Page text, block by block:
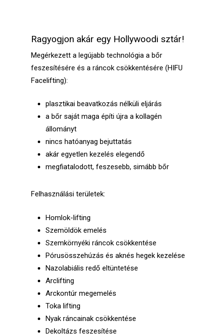
Ragyogjon akár egy Hollywoodi sztár!
Megérkezett a legújabb technológia a bőr
feszesítésére és a ráncok csökkentésére (HIFU
Facelifting):
plasztikai beavatkozás nélküli eljárás
a bőr saját maga építi újra a kollagén
állományt
nincs hatóanyag bejuttatás
akár egyetlen kezelés elegendő
megfiatalodott, feszesebb, simább bőr
Felhasználási területek:
Homlok-lifting
Szemöldök emelés
Szemkörnyéki ráncok csökkentése
Pórusösszehúzás és aknés hegek kezelése
Nazolabiális redő eltüntetése
Arclifting
Arckontúr megemelés
Toka lifting
Nyak ráncainak csökkentése
Dekoltázs feszesítése